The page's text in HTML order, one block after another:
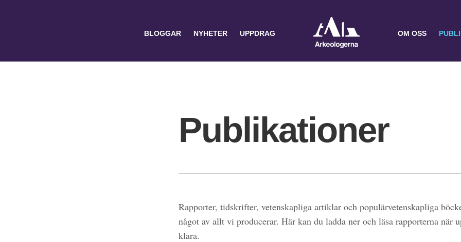
BLOGGAR NYHETER UPPDRAG OM OSS
Publikationer
Rapporter, tidskrifter, vetenskapliga artiklar och populärvetenskapliga
något av allt vi producerar. Här kan du ladda ner och läsa rapporterna när
klara.